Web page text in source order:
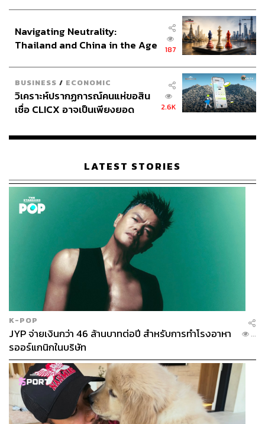
Navigating Neutrality:
Thailand and China in the Age
187
BUSINESS / ECONOMIC
วิเคราะห์ปรากฏการณ์คนแห่ขอสิน
เชื่อ CLICX อาจเป็นเพียงยอด
เรือนไทยที่ถูกซุกไว้
2.6K
LATEST STORIES
K-POP
JYP จ่ายเงินกว่า 46 ล้านบาทต่อปี สำหรับการทำโรงอาหา
รออร์แกนิกในบริษัท
...